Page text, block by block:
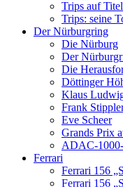
Trips auf
Trips: seine
Der Nürburgring
Die Nürburg
Der
Die
Döttinger
Klaus
Frank
Eve Scheer
Grands Prix
ADAC-
Ferrari
Ferrari 156
Ferrari 156